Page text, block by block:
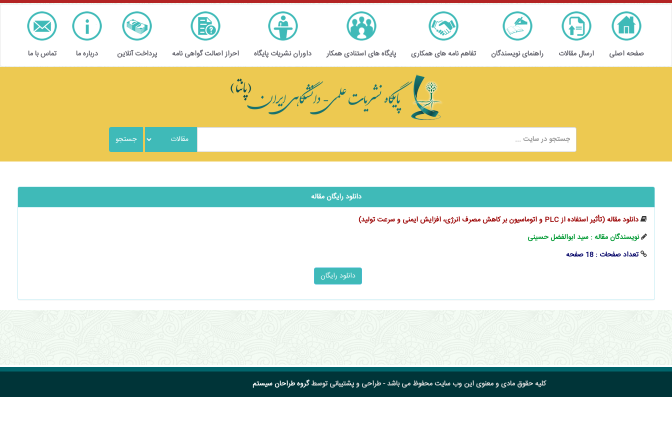
صفحه اصلی ارسال مقالات راهنمای نویسندگان تفاهم نامه های همکاری پایگاه های استنادی همکار داوران نشریات پایگاه احراز اصالت گواهی نامه پرداخت آنلاین درباره ما تماس با ما
دانلود رایگان مقاله
دانلود مقاله (تأثیر استفاده از PLC و اتوماسیون بر کاهش مصرف انرژی، افزایش ایمنی و سرعت تولید)
نویسندگان مقاله : سید ابوالفضل حسینی
تعداد صفحات : 18 صفحه
کلیه حقوق مادی و معنوی این وب سایت محفوظ می باشد - طراحی و پشتیبانی توسطگروه طراحان سیستم